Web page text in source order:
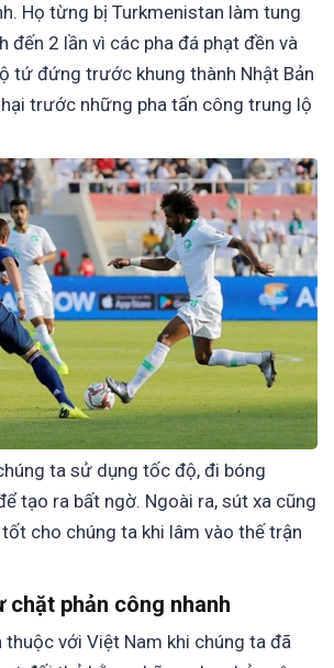
Họ từng bị Turkmenistan làm tung
đến 2 lần vì các pha đá phạt đền và
tứ đứng trước khung thành Nhật Bản
trước những pha tấn công trung lộ
ta sử dụng tốc độ, đi bóng
tạo ra bất ngờ. Ngoài ra, sút xa cũng
cho chúng ta khi lâm vào thế trận
chặt phản công nhanh
thuộc với Việt Nam khi chúng ta đã